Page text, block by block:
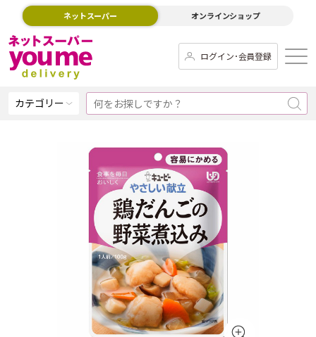
ネットスーパー オンラインショップ
ログイン･会員登録
カテゴリー